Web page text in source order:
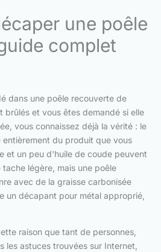
une poêle
complet
dans une poêle recouverte de
brûlés et vous êtes demandé si elle
vous connaissez déjà la vérité : le
du produit que vous
et un peu d'huile de coude peuvent
légère, mais une poêle
avec de la graisse carbonisée
un décapant pour métal approprié,
raison que tant de personnes,
les astuces trouvées sur Internet,